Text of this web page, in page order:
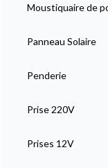
Moustiquaire de
Panneau Solaire
Penderie
Prise 220V
Prises 12V